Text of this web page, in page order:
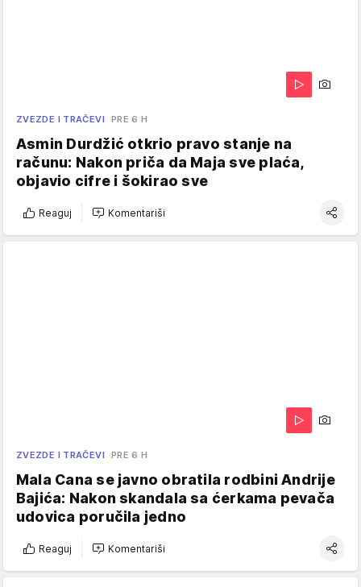
ZVEZDE I TRAČEVI PRE 6 H
Asmin Durdžić otkrio pravo stanje na
računu: Nakon priča da Maja sve plaća,
objavio cifre i šokirao sve
Reaguj Komentariši
ZVEZDE I TRAČEVI PRE 6 H
Mala Cana se javno obratila rodbini Andrije
Bajića: Nakon skandala sa ćerkama pevača
udovica poručila jedno
Reaguj Komentariši